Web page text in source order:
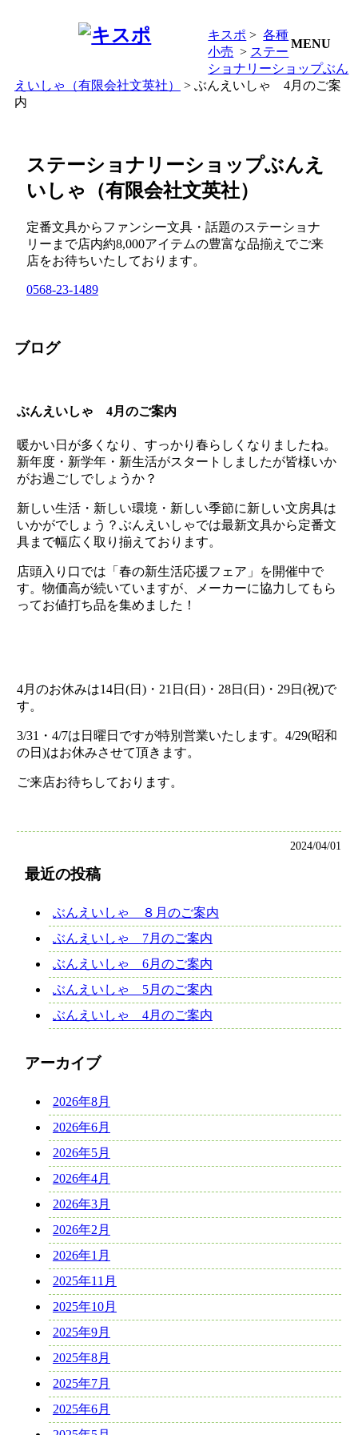
MENU
キスポ >各種
小売 > ステー
ショナリーショップぶん
えいしゃ（有限会社文英社）
> ぶんえいしゃ 4月のご案
内
ステーショナリーショップぶんえ
いしゃ（有限会社文英社）
定番文具からファンシー文具・話題のステーショナ
リーまで店内約8,000アイテムの豊富な品揃えでご来
店をお待ちいたしております。
0568-23-1489
ブログ
ぶんえいしゃ 4月のご案内
暖かい日が多くなり、すっかり春らしくなりましたね。
新年度・新学年・新生活がスタートしましたが皆様いか
がお過ごしでしょうか？
新しい生活・新しい環境・新しい季節に新しい文房具は
いかがでしょう？ぶんえいしゃでは最新文具から定番文
具まで幅広く取り揃えております。
店頭入り口では「春の新生活応援フェア」を開催中で
す。物価高が続いていますが、メーカーに協力してもら
ってお値打ち品を集めました！
4月のお休みは14日(日)・21日(日)・28日(日)・29日(祝)で
す。
3/31・4/7は日曜日ですが特別営業いたします。4/29(昭和
の日)はお休みさせて頂きます。
ご来店お待ちしております。
2024/04/01
最近の投稿
ぶんえいしゃ ８月のご案内
ぶんえいしゃ 7月のご案内
ぶんえいしゃ 6月のご案内
ぶんえいしゃ 5月のご案内
ぶんえいしゃ 4月のご案内
アーカイブ
2026年8月
2026年6月
2026年5月
2026年4月
2026年3月
2026年2月
2026年1月
2025年11月
2025年10月
2025年9月
2025年8月
2025年7月
2025年6月